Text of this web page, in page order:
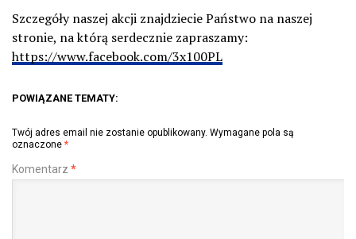
Szczegóły naszej akcji znajdziecie Państwo na naszej
stronie, na którą serdecznie zapraszamy:
https://www.facebook.com/3x100PL
POWIĄZANE TEMATY:
Twój adres email nie zostanie opublikowany. Wymagane pola są
oznaczone *
Komentarz *